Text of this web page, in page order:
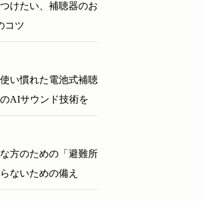
けたい、補聴器のお
コツ
使い慣れた電池式補聴
AIサウンド技術を
方のための「避難所
ないための備え